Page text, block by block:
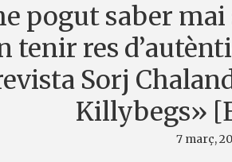
pogut saber
tenir res
Sorj
Killybegs»
7 març,